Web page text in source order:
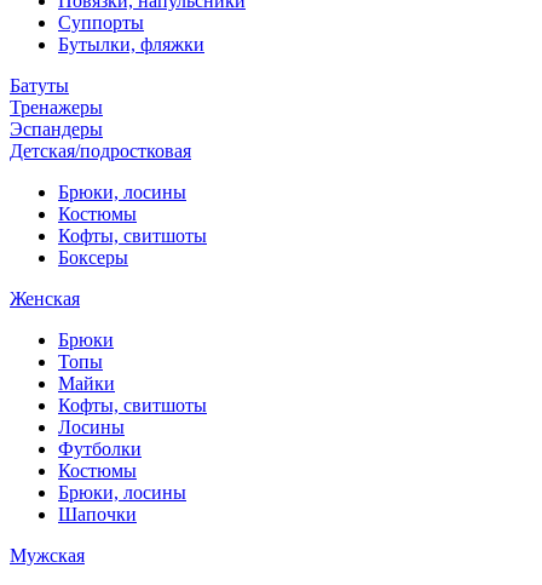
Суппорты
Бутылки, фляжки
Батуты
Тренажеры
Эспандеры
Детская/подростковая
Брюки, лосины
Костюмы
Кофты, свитшоты
Боксеры
Женская
Брюки
Топы
Майки
Кофты, свитшоты
Лосины
Футболки
Костюмы
Брюки, лосины
Шапочки
Мужская